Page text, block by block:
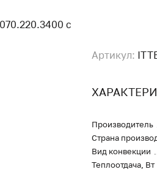
Артикул:
Производитель
Страна
Вид конвекции
Теплоотдача, Вт